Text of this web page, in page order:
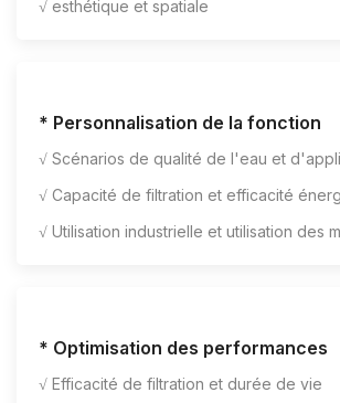
√ esthétique et spatiale
* Personnalisation de la fonction
√ Scénarios de qualité de l'eau et
√ Capacité de filtration et efficacité
√ Utilisation industrielle et utilisation des
* Optimisation des performances
√ Efficacité de filtration et durée de vie